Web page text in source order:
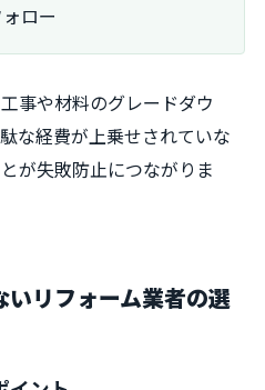
ロー
事や材料のグレードダウ
な経費が上乗せされていな
が失敗防止につながりま
リフォーム業者の選